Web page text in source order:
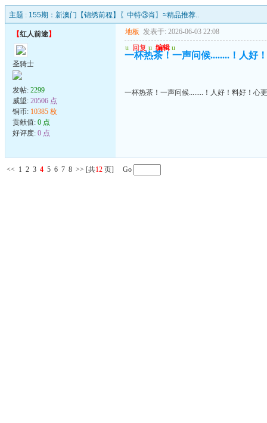
主题 : 155期：新澳门【锦绣前程】〖中特③肖〗≈精品推荐..
【红人前途】
圣骑士
发帖: 2299
威望: 20506 点
铜币: 10385 枚
贡献值: 0 点
好评度: 0 点
地板 发表于: 2026-06-03 22:08
u 回复 u 编辑 u
一杯热茶！一声问候........！人好
一杯热茶！一声问候........！人好！料好！心
<< 1 2 3 4 5 6 7 8 >> [共12 页] Go